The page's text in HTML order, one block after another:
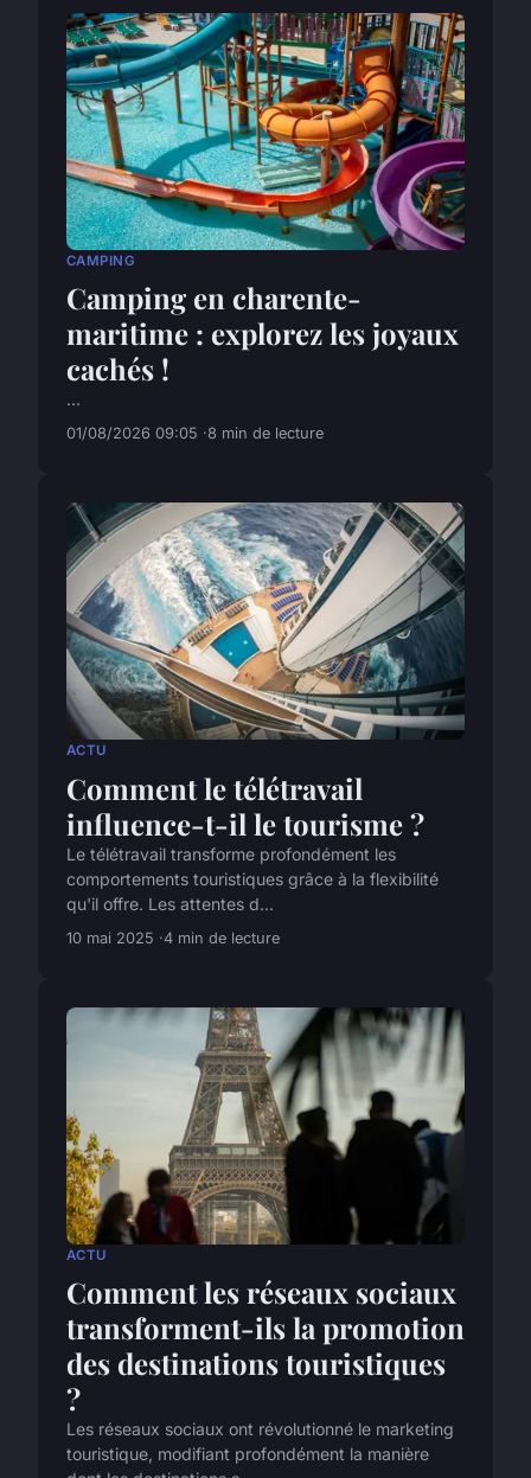
CAMPING
Camping en charente-
maritime : explorez les joyaux
cachés !
...
01/08/2026 09:05 8 min de lecture
ACTU
Comment le télétravail
influence-t-il le tourisme ?
Le télétravail transforme profondément les
comportements touristiques grâce à la flexibilité
qu'il offre. Les attentes d...
10 mai 2025 4 min de lecture
ACTU
Comment les réseaux sociaux
transforment-ils la promotion
des destinations touristiques
?
Les réseaux sociaux ont révolutionné le marketing
touristique, modifiant profondément la manière